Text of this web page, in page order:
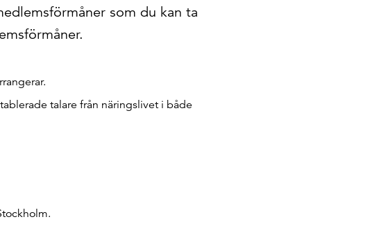
som du kan ta
talare från näringslivet i både